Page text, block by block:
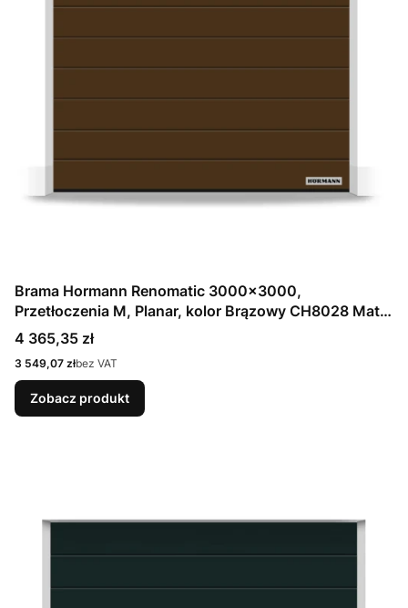
Brama Hormann Renomatic 3000x3000,
Przetłoczenia M, Planar, kolor Brązowy CH8028 Matt
deluxe + Prowadzenie N
Cena
4 365,35 zł
Cena
3 549,07 złbez VAT
Zobacz produkt